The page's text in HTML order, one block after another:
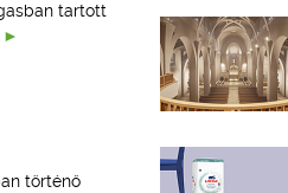
tartott
történő